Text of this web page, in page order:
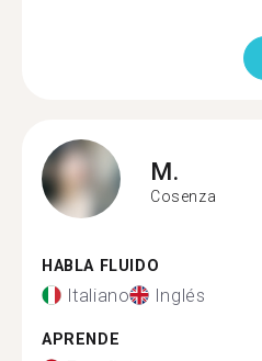
M.
Cosenza
HABLA FLUIDO
Italiano Inglés
APRENDE